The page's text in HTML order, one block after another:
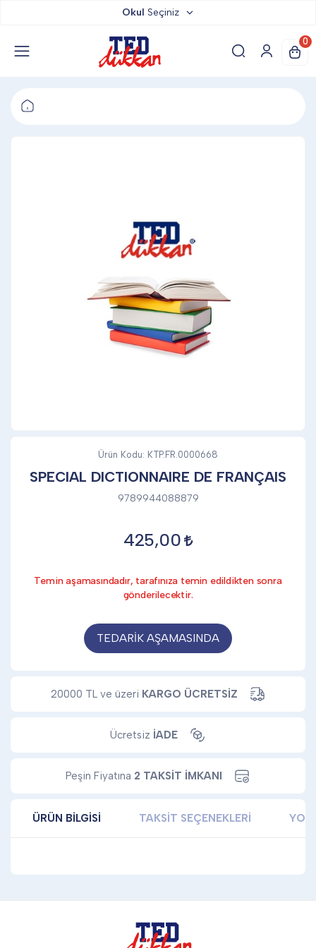
TED YAYINLARI
BARDAK ALTLIĞI & MAGNET
BLOKNOT & DEFTER
TERMOS & FİNCAN
Okul Seçiniz
0
Ürün Kodu: KTP.FR.0000668
SPECIAL DICTIONNAIRE DE FRANÇAIS
9789944088879
425,00
Temin aşamasındadır, tarafınıza temin edildikten sonra
gönderilecektir.
TEDARİK AŞAMASINDA
20000 TL ve üzeri KARGO ÜCRETSİZ
Ücretsiz İADE
Peşin Fiyatına 2 TAKSİT İMKANI
ÜRÜN BILGISI TAKSIT SEÇENEKLERI